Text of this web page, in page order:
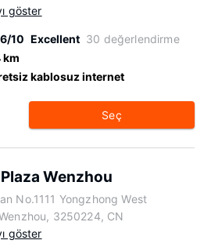
göster
10 Excellent 30 değerlendirme
km
kablosuz internet
Seç
Wenzhou
No.1111 Yongzhong West
3250224, CN
göster